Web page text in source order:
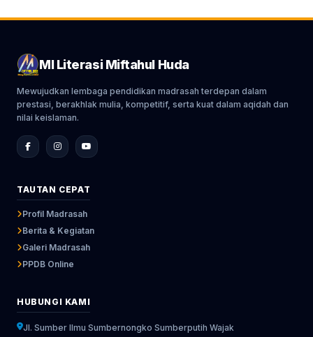
MI Literasi Miftahul Huda
Mewujudkan lembaga pendidikan madrasah terdepan dalam
prestasi, berakhlak mulia, kompetitif, serta kuat dalam aqidah dan
nilai keislaman.
TAUTAN CEPAT
Profil Madrasah
Berita & Kegiatan
Galeri Madrasah
PPDB Online
HUBUNGI KAMI
Jl. Sumber Ilmu Sumbernongko Sumberputih Wajak